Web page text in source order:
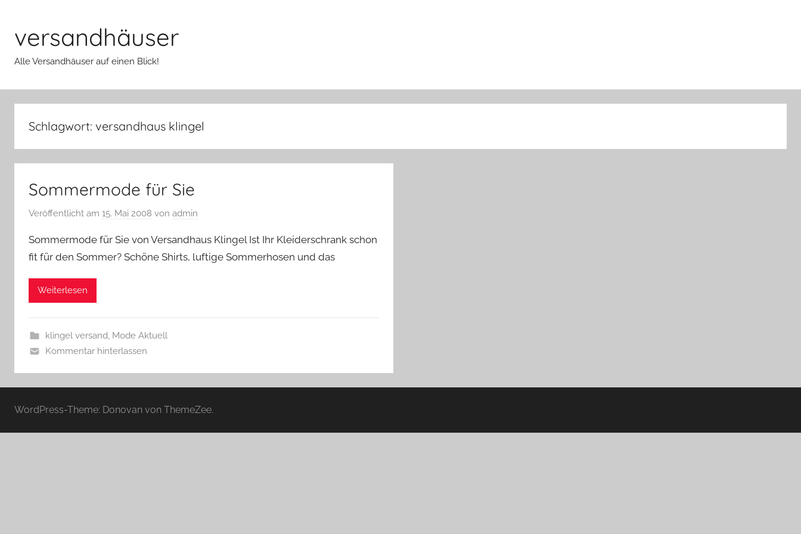
springen
versandhäuser
Alle Versandhäuser auf einen Blick!
Schlagwort: versandhaus klingel
Sommermode für Sie
Veröffentlicht am 15. Mai 2008 von admin
Sommermode für Sie von Versandhaus Klingel Ist Ihr Kleiderschrank schon
fit für den Sommer? Schöne Shirts, luftige Sommerhosen und das
Weiterlesen
klingel versand, Mode Aktuell
Kommentar hinterlassen
WordPress-Theme: Donovan von ThemeZee.